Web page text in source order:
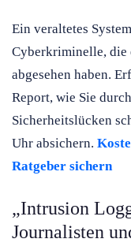
Ein veraltetes
Cyberkriminelle, die
abgesehen haben.
Report, wie Sie
Sicherheitslücken
Uhr absichern.
Ratgeber sichern
„Intrusion
Journalisten